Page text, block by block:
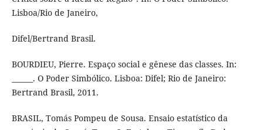
Lisboa/Rio de Janeiro,
Difel/Bertrand Brasil.
BOURDIEU, Pierre. Espaço social e gênese das classes. In:
______. O Poder Simbólico. Lisboa: Difel; Rio de Janeiro:
Bertrand Brasil, 2011.
BRASIL, Tomás Pompeu de Sousa. Ensaio estatístico da